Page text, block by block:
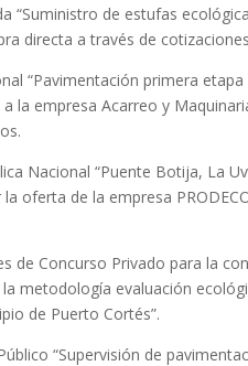
“Suministro de estufas
directa a través de
“Pavimentación primera
la empresa Acarreo y
Nacional “Puente Botija, La
oferta de la empresa
de Concurso Privado para la
metodología evaluación
de Puerto Cortés”.
“Supervisión de